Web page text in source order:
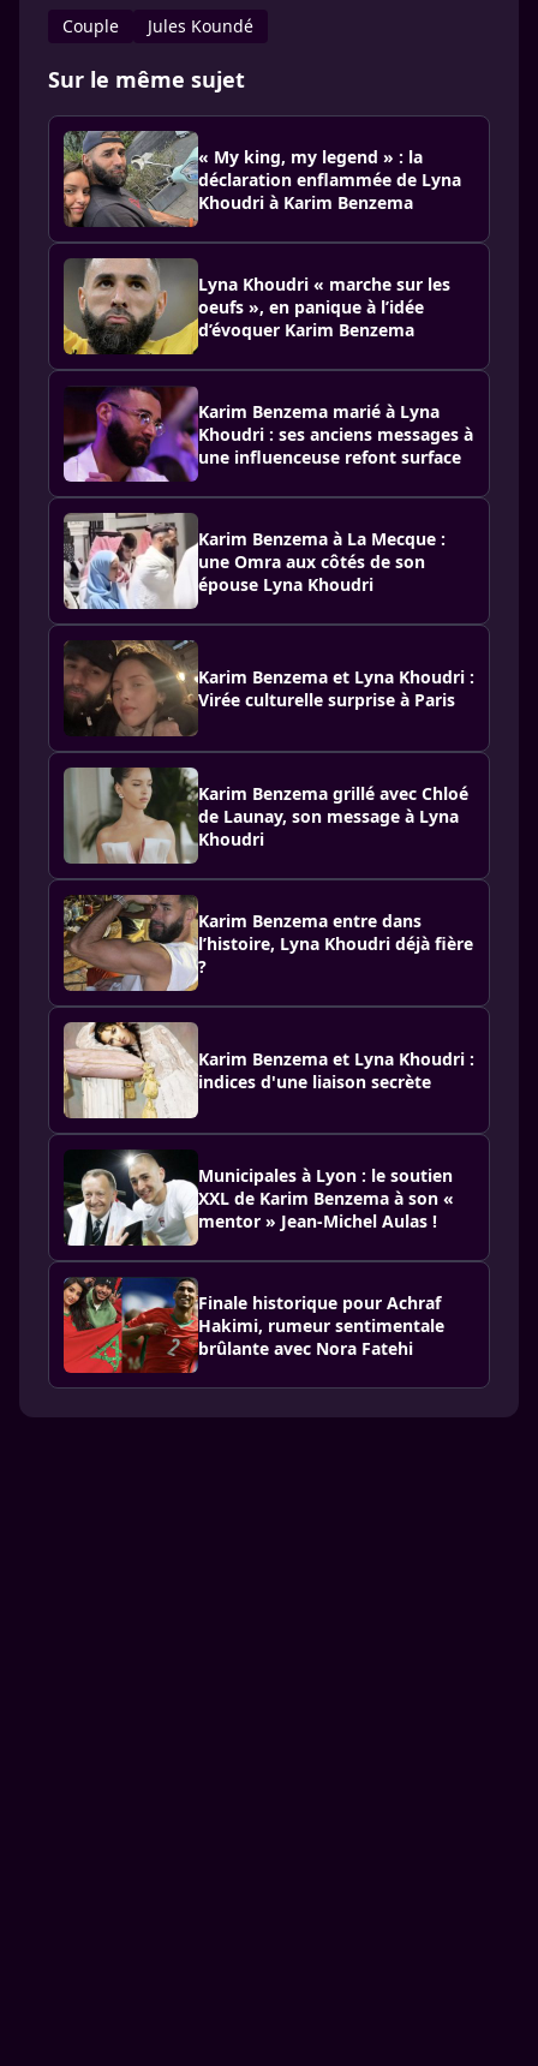
Couple
Jules Koundé
Sur le même sujet
« My king, my legend » : la
déclaration enflammée de Lyna
Khoudri à Karim Benzema
Lyna Khoudri « marche sur les
oeufs », en panique à l’idée
d’évoquer Karim Benzema
Karim Benzema marié à Lyna
Khoudri : ses anciens messages à
une influenceuse refont surface
Karim Benzema à La Mecque :
une Omra aux côtés de son
épouse Lyna Khoudri
Karim Benzema et Lyna Khoudri :
Virée culturelle surprise à Paris
Karim Benzema grillé avec Chloé
de Launay, son message à Lyna
Khoudri
Karim Benzema entre dans
l’histoire, Lyna Khoudri déjà fière
?
Karim Benzema et Lyna Khoudri :
indices d'une liaison secrète
Municipales à Lyon : le soutien
XXL de Karim Benzema à son «
mentor » Jean-Michel Aulas !
Finale historique pour Achraf
Hakimi, rumeur sentimentale
brûlante avec Nora Fatehi